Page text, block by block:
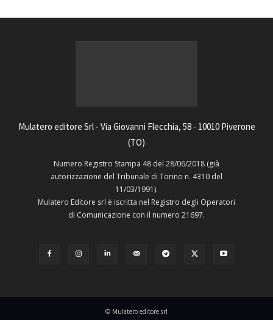
Mulatero editore Srl - Via Giovanni Flecchia, 58 - 10010 Piverone
(TO)
Numero Registro Stampa 48 del 28/06/2018 (già
autorizzazione del Tribunale di Torino n. 4310 del
11/03/1991).
Mulatero Editore srl è iscritta nel Registro degli Operatori
di Comunicazione con il numero 21697.
© Mulatero editore srl